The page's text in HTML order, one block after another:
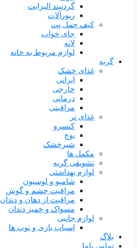
گردنبند الیزابت
زیورآلات
کیف حمل پت
جای خواب
لانه
لوازم مربوط به خانه
گربه
غذای خشک
ایرانی
خارجی
درمانی
مراقبتی
غذای تر
کنسرو
پوچ
شیرخشک
مکمل ها
تشویقی گربه
لوازم بهداشتی
شامپو و لوسیون
مراقبت چشم و گوش
مراقبت از دهان و دندان
مسواک و خمیر دندان
لوازم جانبی
اسباب بازی و توپ ها
بلاگ
تماس باما